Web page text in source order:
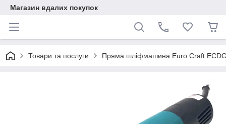
Магазин вдалих покупок
Товари та послуги Пряма шліфмашина Euro Craft